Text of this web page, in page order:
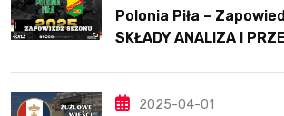
Polonia Piła –
SKŁADY ANALIZA I
2025-04-01